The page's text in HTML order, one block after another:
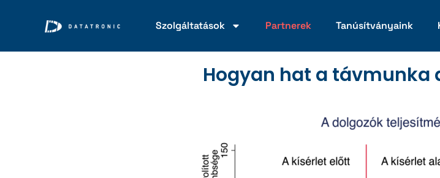
Szolgáltatások Partnerek Tanúsítványaink
Hogyan hat a távmunka